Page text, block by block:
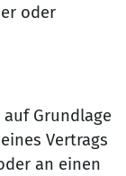
oder
Grundlage
Vertrags
an einen